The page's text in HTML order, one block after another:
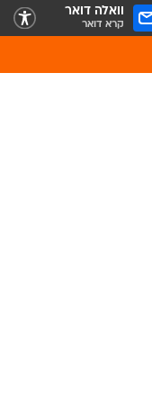
וואלה דואר
קרא דואר